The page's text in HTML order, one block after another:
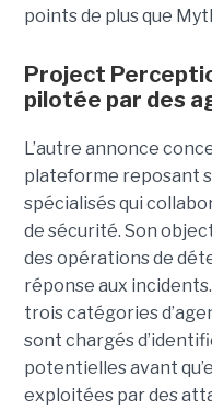
points de plus que
Project
pilotée par des
L’autre annonce
plateforme reposant
spécialisés qui
de sécurité. Son
des opérations de
réponse aux
trois catégories
sont chargés
potentielles avant
exploitées par des